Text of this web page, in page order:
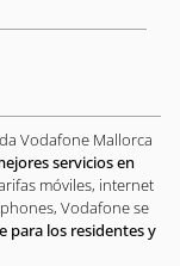
Vodafone Mallorca
servicios en
móviles, internet
Vodafone se
para los residentes y